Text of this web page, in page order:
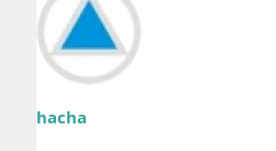
hacha